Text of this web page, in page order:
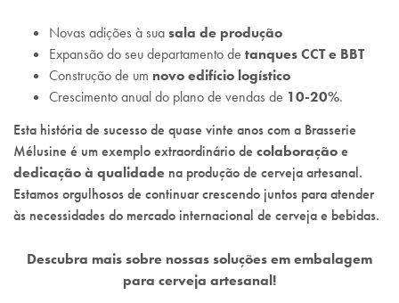
Novas adições à suasala de produção
Expansão do seu departamento de tanques CCT e BBT
Construção de um novo edifício logístico
Crescimento anual do plano de vendas de 10-20%.
Esta história de sucesso de quase vinte anos com a Brasserie
Mélusine é um exemplo extraordinário de colaboraçãoe
dedicação à qualidade na produção de cerveja artesanal.
Estamos orgulhosos de continuar crescendo juntos para atender
às necessidades do mercado internacional de cerveja e bebidas.
Descubra mais sobre nossas soluções em embalagem
para cerveja artesanal!